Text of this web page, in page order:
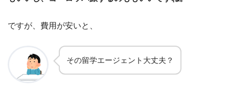
ですが、費用が安いと、
その留学エージェント大丈夫？